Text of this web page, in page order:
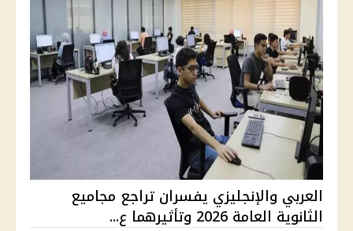
العربي والإنجليزي يفسران تراجع مجاميع
الثانوية العامة 2026 وتأثيرهما ع...